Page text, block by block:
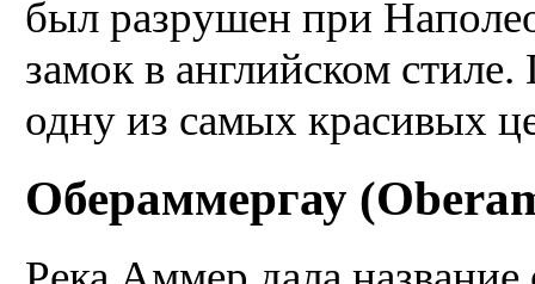
был разрушен при
замок в английском
одну из самых красивых
Обераммергау